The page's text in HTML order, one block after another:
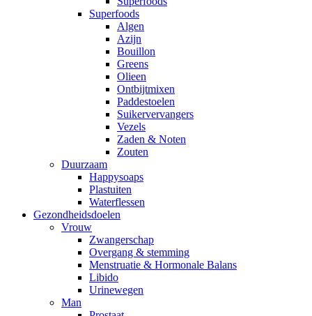
Superfoods
Algen
Azijn
Bouillon
Greens
Olieen
Ontbijtmixen
Paddestoelen
Suikervervangers
Vezels
Zaden & Noten
Zouten
Duurzaam
Happysoaps
Plastuiten
Waterflessen
Gezondheidsdoelen
Vrouw
Zwangerschap
Overgang & stemming
Menstruatie & Hormonale Balans
Libido
Urinewegen
Man